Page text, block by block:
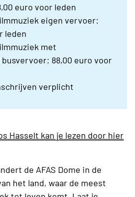
euro voor leden
eigen vervoer:
leden
met
88,00 euro voor
verplicht
Hasselt kan je lezen door hier
de AFAS Dome in de
het land, waar de meest